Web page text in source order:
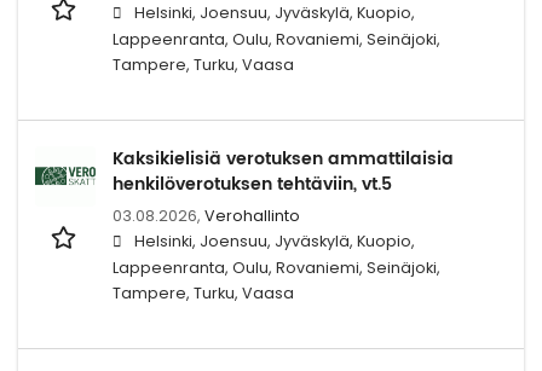
Helsinki, Joensuu, Jyväskylä, Kuopio,
Lappeenranta, Oulu, Rovaniemi, Seinäjoki,
Tampere, Turku, Vaasa
Kaksikielisiä verotuksen ammattilaisia
henkilöverotuksen tehtäviin, vt.5
03.08.2026, Verohallinto
Helsinki, Joensuu, Jyväskylä, Kuopio,
Lappeenranta, Oulu, Rovaniemi, Seinäjoki,
Tampere, Turku, Vaasa